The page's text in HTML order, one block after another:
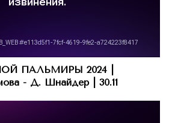
ПАЛЬМИРЫ 2024 |
- Д. Шнайдер | 30.11